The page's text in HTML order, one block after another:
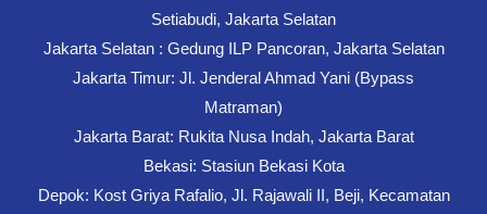
Setiabudi, Jakarta Selatan
Jakarta Selatan : Gedung ILP Pancoran, Jakarta Selatan
Jakarta Timur: Jl. Jenderal Ahmad Yani (Bypass
Matraman)
Jakarta Barat: Rukita Nusa Indah, Jakarta Barat
Bekasi: Stasiun Bekasi Kota
Depok: Kost Griya Rafalio, Jl. Rajawali II, Beji, Kecamatan